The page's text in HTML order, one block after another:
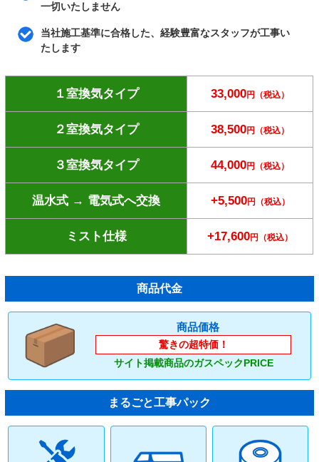
一切いたしません
当社施工基準に合格した、経験豊富なスタッフが工事い
たします
１室換気タイプ 33,000円（税込）
２室換気タイプ 38,500円（税込）
３室換気タイプ 44,000円（税込）
温水式 → 電気式へ交換 +5,500円（税込）
ミスト仕様 +17,600円（税込）
商品代金
商品価格
驚きの超特価！
サイト掲載商品のガスペックPRICE
まるごと工事パック